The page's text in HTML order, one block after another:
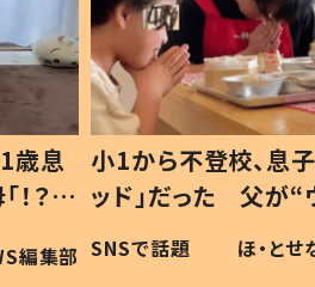
歳息
？」
編集部
小1から不登校、息
ッド」だった 父が“
作り続ける理由と
#令和の子
SNSで話題 ほ・と